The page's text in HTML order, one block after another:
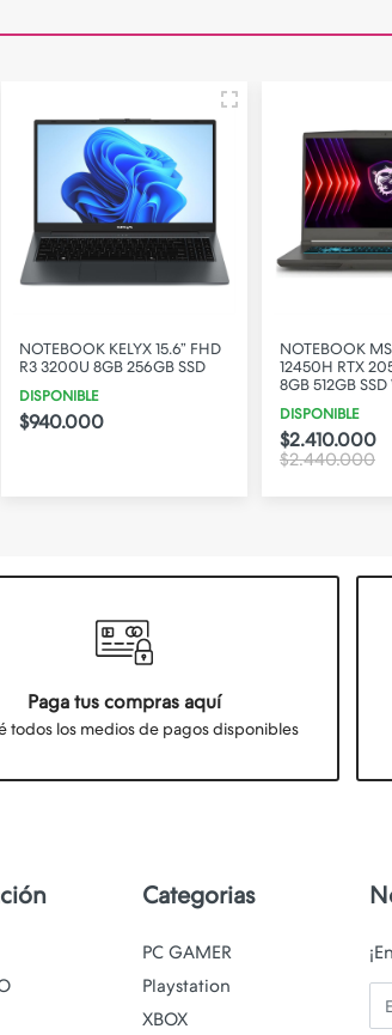
NOTEBOOK KELYX 15.6” FHD
R3 3200U 8GB 256GB SSD
DISPONIBLE
$940.000
NOTEBOOK
12450H RTX
8GB 512GB SSD
DISPONIBLE
$2.410.000
$2.440.000
Paga tus compras aquí
todos los medios de pagos disponibles
Categorias
PC GAMER
Playstation
XBOX